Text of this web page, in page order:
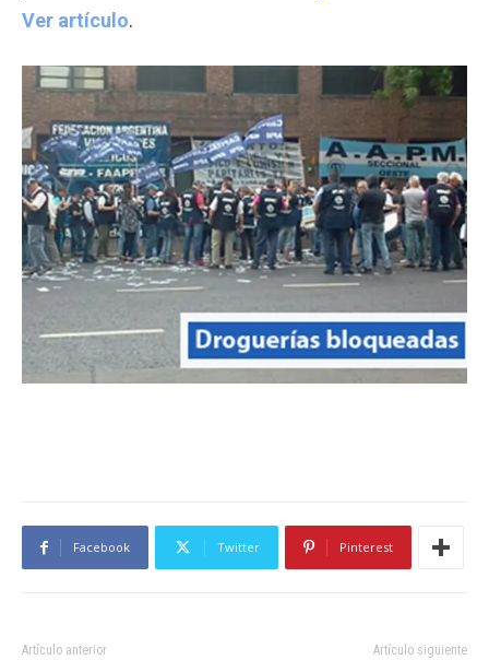
Ver artículo.
Facebook Twitter Pinterest
Artículo anterior Artículo siguiente